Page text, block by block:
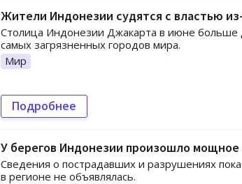
Жители Индонезии судятся с властью
Столица Индонезии Джакарта в июне больше
самых загрязненных городов мира.
Мир
Подробнее
У берегов Индонезии произошло мощное
Сведения о пострадавших и разрушениях
в регионе не объявлялась.